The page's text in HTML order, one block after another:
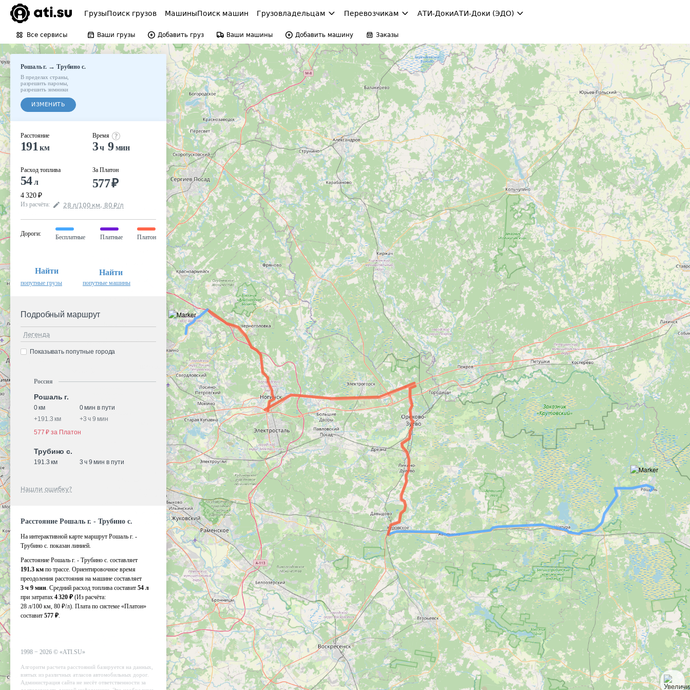
ГрузыПоиск грузов МашиныПоиск машин Грузовладельцам Перевозчикам АТИ-ДокиАТИ-Доки (ЭДО)
Все сервисы Ваши грузы Добавить груз Ваши машины Добавить машину Заказы
Рошаль г. → Трубино с.
В пределах страны
разрешить паромы
разрешить зимники
ИЗМЕНИТЬ
Расстояние
191 км
Расход топлива
54л
4 320 ₽
Время
3ч 9мин
За Платон
577₽
Из расчёта: 28 л/100 км, 80 ₽/л
Дороги:
Бесплатные Платные Платон
Найти
попутные грузы
Найти
попутные машины
Подробный маршрут
Легенда
Показывать попутные города
Россия
Рошаль г.
0 км
0 мин в пути
+191.3 км +3 ч 9 мин
577 ₽ за Платон
Трубино с.
191.3 км 3 ч 9 мин в пути
Нашли ошибку?
Расстояние Рошаль г. - Трубино с.
На интерактивной карте маршрут Рошаль г. -
Трубино с. показан линией.
Расстояние Рошаль г. - Трубино с. составляет
191.3 км по трассе. Ориентировочное время
преодоления расстояния на машине составляет
3 ч 9 мин. Средний расход топлива составит 54 л
при затратах 4 320 ₽ (Из расчёта:
28 л/100 км, 80 ₽/л). Плата по системе «Платон»
составит 577 ₽.
1998 − 2026 © «ATI.SU»
Алгоритм расчета расстояний базируется на данных,
взятых из различных атласов автомобильных дорог.
Администрация сайта не несёт ответственности за